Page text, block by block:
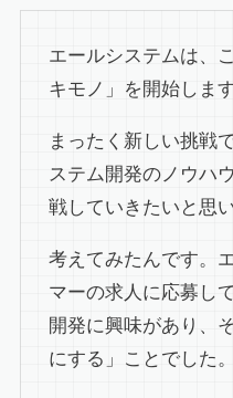
エールシステムは、
キモノ」を開始します
まったく新しい挑戦
ステム開発のノウハ
戦していきたいと思
考えてみたんです。
マーの求人に応募し
開発に興味があり、
にする」ことでした。